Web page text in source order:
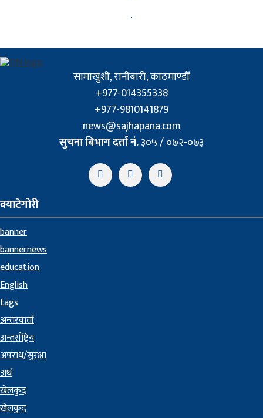
सामाखुशी, रानीबारी, काठमाण्डौँ
+977-014355338
+977-9810141879
news@sajhapana.com
सुचना बिभाग दर्ता नं.३०५ / ०७२-०७३
क्याटेगोरी
banner
bannernews
education
English
tags
अन्तरवार्ता
अन्तर्राष्ट्रिय
अपराध/सुरक्षा
अर्थ
खेलकुद
खेलकुद